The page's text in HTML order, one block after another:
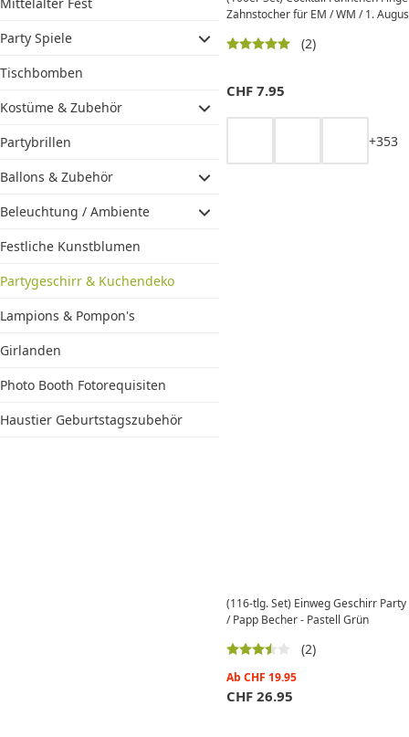
Mittelalter Fest
Party Spiele
Tischbomben
Kostüme & Zubehör
Partybrillen
Ballons & Zubehör
Beleuchtung / Ambiente
Festliche Kunstblumen
Partygeschirr & Kuchendeko
Lampions & Pompon's
Girlanden
Photo Booth Fotorequisiten
Haustier Geburtstagszubehör
Zahnstocher für EM / WM / 1.
(2)
CHF 7.95
+353
(116-tlg. Set) Einweg Geschirr
/ Papp Becher - Pastell Grün
(2)
Ab CHF 19.95
CHF 26.95